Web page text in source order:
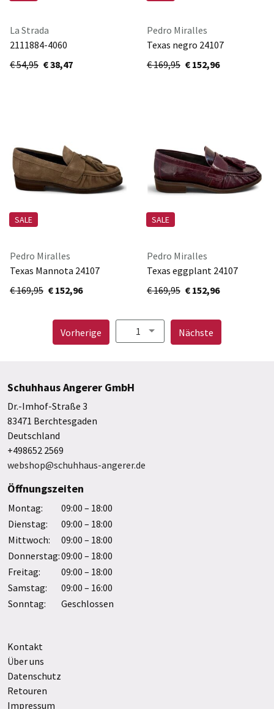
La Strada
2111884-4060
€ 54,95 € 38,47
Pedro Miralles
Texas negro 24107
€ 169,95 € 152,96
SALE
Pedro Miralles
Texas Mannota 24107
€ 169,95 € 152,96
SALE
Pedro Miralles
Texas eggplant 24107
€ 169,95 € 152,96
Vorherige 1 Nächste
Schuhhaus Angerer GmbH
Dr.-Imhof-Straße 3
83471 Berchtesgaden
Deutschland
+498652 2569
webshop@schuhhaus-angerer.de
Öffnungszeiten
Montag:
09:00 – 18:00
Dienstag:
09:00 – 18:00
Mittwoch:
09:00 – 18:00
Donnerstag:09:00 – 18:00
Freitag:
09:00 – 18:00
Samstag:
09:00 – 16:00
Sonntag:
Geschlossen
Kontakt
Über uns
Datenschutz
Retouren
Impressum